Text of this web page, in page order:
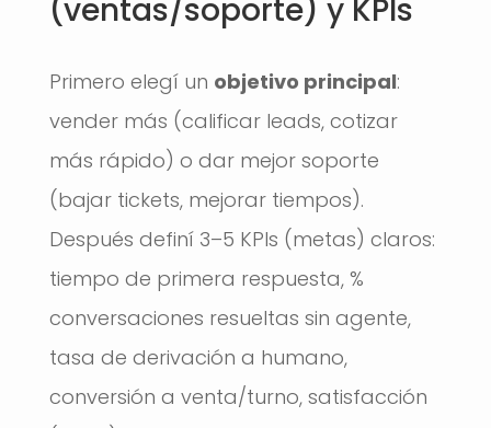
(ventas/soporte) y KPIs
Primero elegí un objetivo principal:
vender más (calificar leads, cotizar
más rápido) o dar mejor soporte
(bajar tickets, mejorar tiempos).
Después definí 3–5 KPIs (metas) claros:
tiempo de primera respuesta, %
conversaciones resueltas sin agente,
tasa de derivación a humano,
conversión a venta/turno, satisfacción